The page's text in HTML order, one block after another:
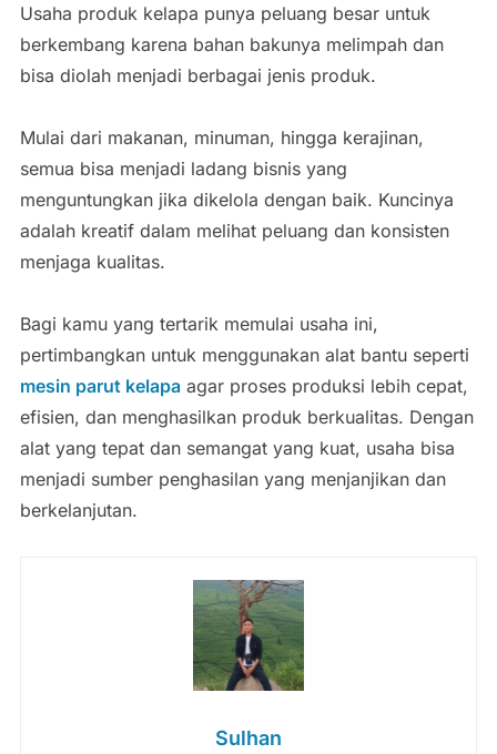
Usaha produk kelapa punya peluang besar untuk
berkembang karena bahan bakunya melimpah dan
bisa diolah menjadi berbagai jenis produk.
Mulai dari makanan, minuman, hingga kerajinan,
semua bisa menjadi ladang bisnis yang
menguntungkan jika dikelola dengan baik. Kuncinya
adalah kreatif dalam melihat peluang dan konsisten
menjaga kualitas.
Bagi kamu yang tertarik memulai usaha ini,
pertimbangkan untuk menggunakan alat bantu seperti
mesin parut kelapaagar proses produksi lebih cepat,
efisien, dan menghasilkan produk berkualitas. Dengan
alat yang tepat dan semangat yang kuat, usaha bisa
menjadi sumber penghasilan yang menjanjikan dan
berkelanjutan.
Sulhan